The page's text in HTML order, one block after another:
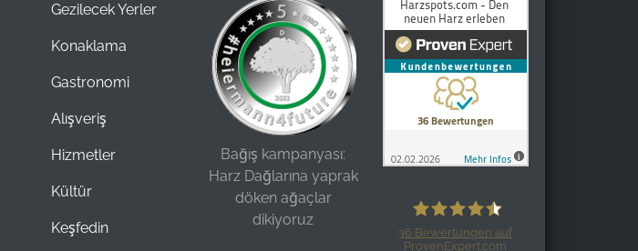
Gezilecek Yerler
Konaklama
Gastronomi
Alışveriş
Hizmetler
Kültür
Keşfedin
Bağış kampanyası:
Harz Dağlarına yaprak
döken ağaçlar
dikiyoruz
36 Bewertungen auf
ProvenExpert.com